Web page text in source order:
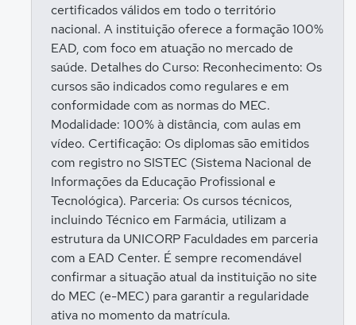
certificados válidos em todo o território
nacional. A instituição oferece a formação 100%
EAD, com foco em atuação no mercado de
saúde. Detalhes do Curso: Reconhecimento: Os
cursos são indicados como regulares e em
conformidade com as normas do MEC.
Modalidade: 100% à distância, com aulas em
vídeo. Certificação: Os diplomas são emitidos
com registro no SISTEC (Sistema Nacional de
Informações da Educação Profissional e
Tecnológica). Parceria: Os cursos técnicos,
incluindo Técnico em Farmácia, utilizam a
estrutura da UNICORP Faculdades em parceria
com a EAD Center. É sempre recomendável
confirmar a situação atual da instituição no site
do MEC (e-MEC) para garantir a regularidade
ativa no momento da matrícula.